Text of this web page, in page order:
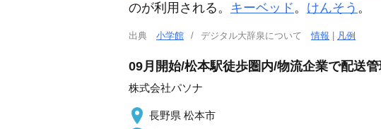
のが利用される。 キーベッド。 けんそう 。
出典 小学館 デジタル大辞泉について情報 凡例
09月開始/松本駅徒歩圏内/物流企業で配送
株式会社パソナ
長野県 松本市